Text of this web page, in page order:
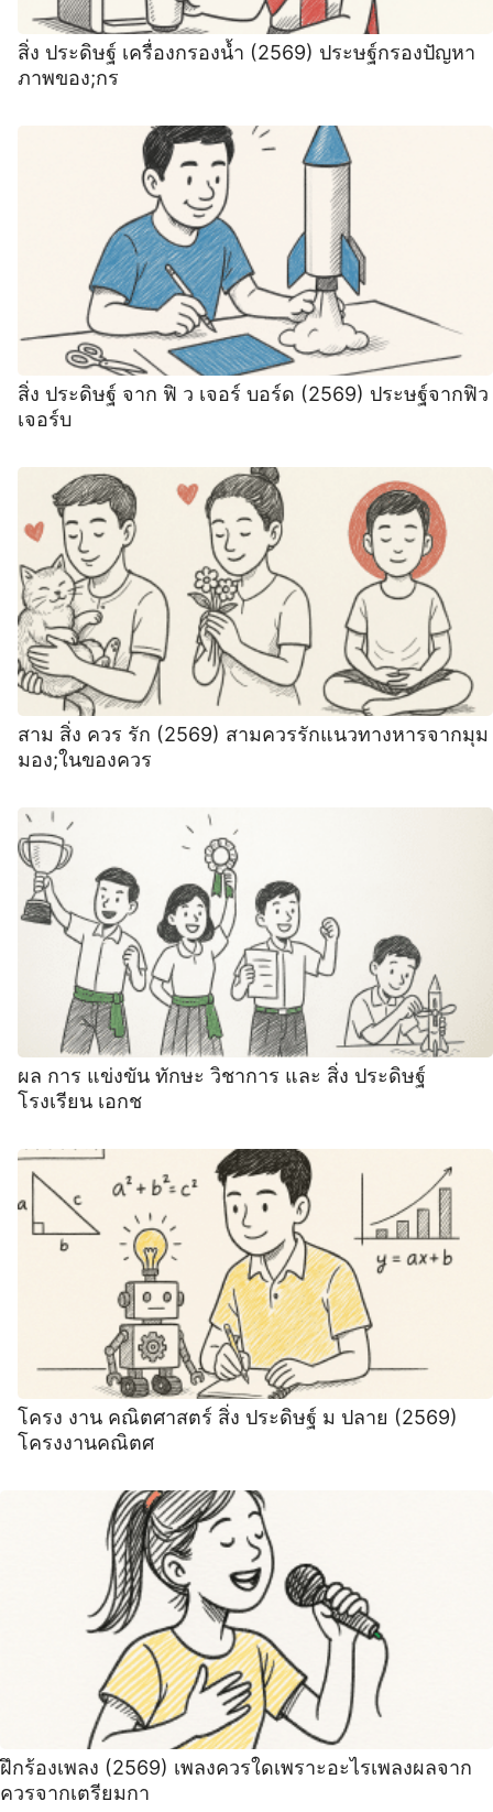
สิ่ง ประดิษฐ์ เครื่องกรองน้ำ (2569) ประษฐ์กรองปัญหา
ภาพของ;กร
สิ่ง ประดิษฐ์ จาก ฟิ ว เจอร์ บอร์ด (2569) ประษฐ์จากฟิว
เจอร์บ
สาม สิ่ง ควร รัก (2569) สามควรรักแนวทางหารจากมุม
มอง;ในของควร
ผล การ แข่งขัน ทักษะ วิชาการ และ สิ่ง ประดิษฐ์
โรงเรียน เอกช
โครง งาน คณิตศาสตร์ สิ่ง ประดิษฐ์ ม ปลาย (2569)
โครงงานคณิตศ
ฝึกร้องเพลง (2569) เพลงควรใดเพราะอะไรเพลงผลจาก
ควรจากเตรียมกา